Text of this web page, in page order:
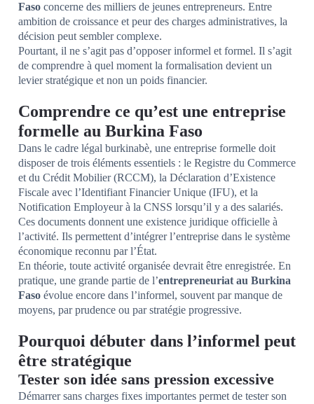
Faso concerne des milliers de jeunes entrepreneurs. Entre
ambition de croissance et peur des charges administratives, la
décision peut sembler complexe.
Pourtant, il ne s’agit pas d’opposer informel et formel. Il s’agit
de comprendre à quel moment la formalisation devient un
levier stratégique et non un poids financier.
Comprendre ce qu’est une entreprise
formelle au Burkina Faso
Dans le cadre légal burkinabè, une entreprise formelle doit
disposer de trois éléments essentiels : le Registre du Commerce
et du Crédit Mobilier (RCCM), la Déclaration d’Existence
Fiscale avec l’Identifiant Financier Unique (IFU), et la
Notification Employeur à la CNSS lorsqu’il y a des salariés.
Ces documents donnent une existence juridique officielle à
l’activité. Ils permettent d’intégrer l’entreprise dans le système
économique reconnu par l’État.
En théorie, toute activité organisée devrait être enregistrée. En
pratique, une grande partie de l’entrepreneuriat au Burkina
Faso évolue encore dans l’informel, souvent par manque de
moyens, par prudence ou par stratégie progressive.
Pourquoi débuter dans l’informel peut
être stratégique
Tester son idée sans pression excessive
Démarrer sans charges fixes importantes permet de tester son